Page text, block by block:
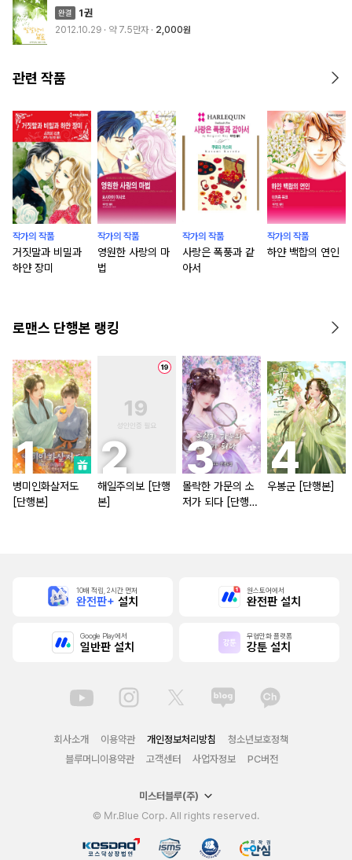
1권
2012.10.29 · 약 7.5만자 2,000원
관련 작품
작가의 작품
거짓말과 비밀과
하얀 장미
작가의 작품
영원한 사랑의 마
법
작가의 작품
사랑은 폭풍과 같
아서
작가의 작품
하얀 백합의 연인
로맨스 단행본 랭킹
병미인화살저도
[단행본]
해일주의보 [단행
본]
몰락한 가문의 소
저가 되다 [단행
우봉군 [단행본]
10배 적립, 2시간 먼저
완전판+ 설치
원스토어에서
완전판 설치
Google Play에서
일반판 설치
무협만화 플랫폼
강툰 설치
회사소개 이용약관 개인정보처리방침
청소년보호정책
블루머니이용약관
고객센터 사업자정보 PC버전
미스터블루(주)
© Mr.Blue Corp. All rights reserved.